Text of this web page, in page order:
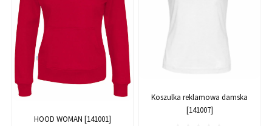
HOOD WOMAN [141001]
Koszulka reklamowa damska
[141007]